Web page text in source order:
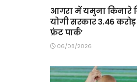
आगरा में यमुना किनारे
योगी सरकार 3.46
फ्रंट पार्क’
06/08/2026